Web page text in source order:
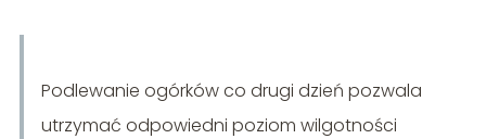
Podlewanie ogórków co drugi dzień pozwala
utrzymać odpowiedni poziom wilgotności